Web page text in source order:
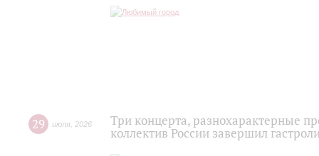
29 июля 2026
Три концерта, разнохарактерные
коллектив России завершил